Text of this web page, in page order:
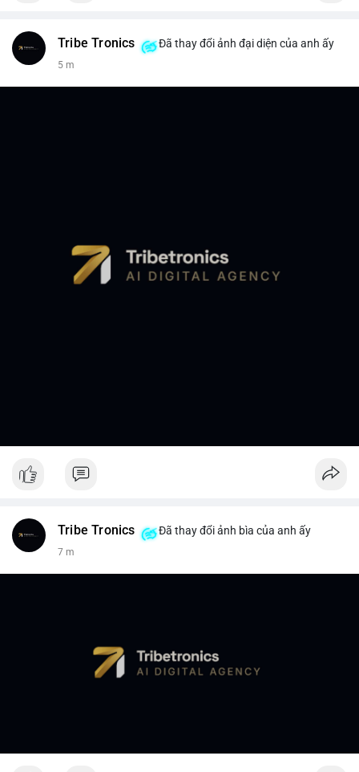
Tribe Tronics Đã thay đổi ảnh đại diện của anh ấy
5 m
Tribe Tronics Đã thay đổi ảnh bìa của anh ấy
7 m